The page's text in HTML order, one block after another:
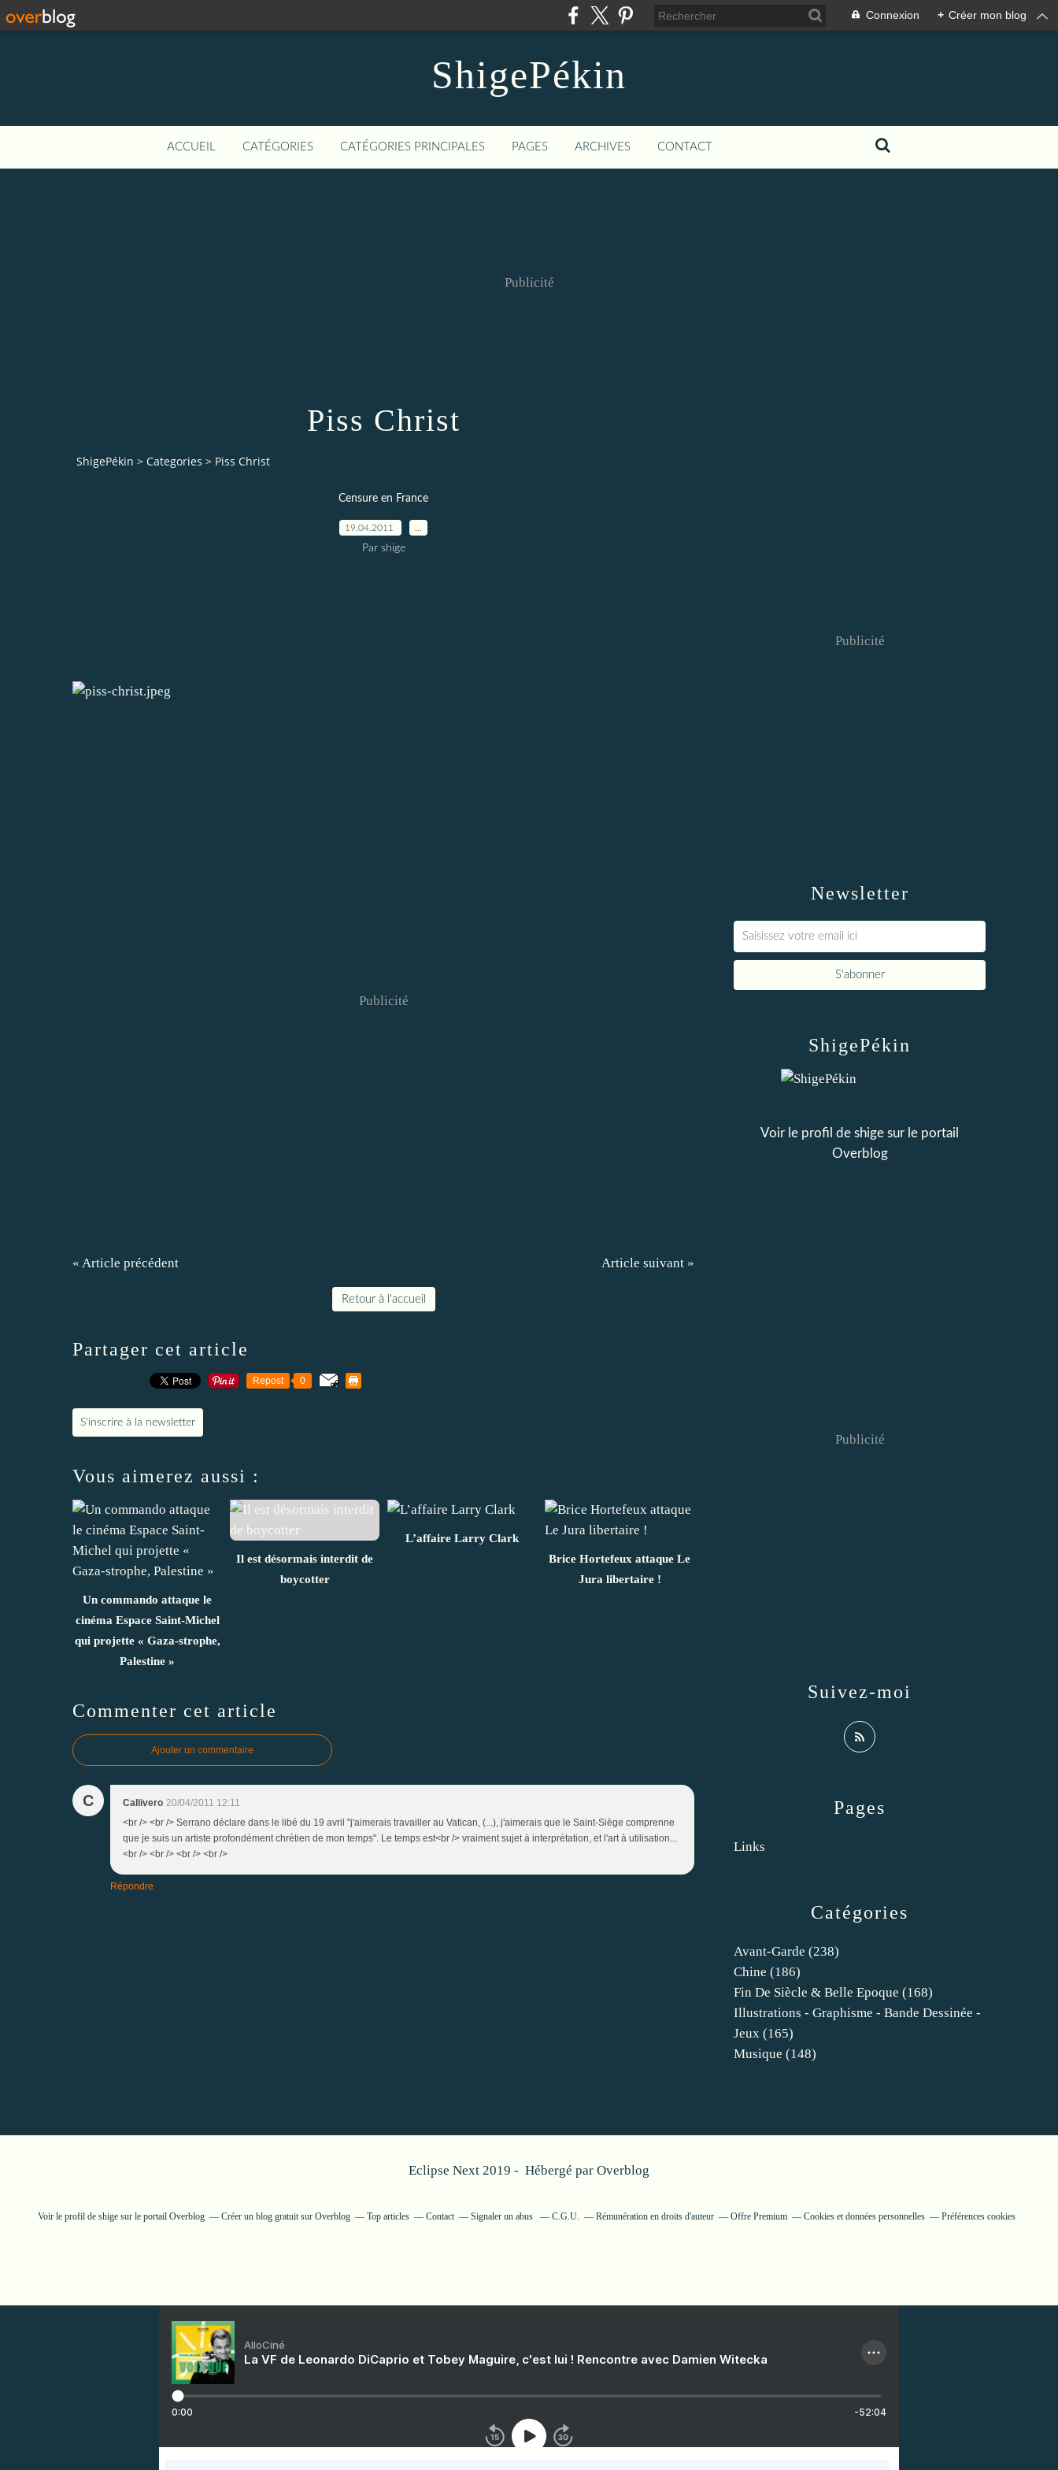
Connexion + Créer mon blog
ShigePékin
ACCUEIL CATÉGORIES CATÉGORIES PRINCIPALES PAGES ARCHIVES CONTACT
Publicité
Piss Christ
ShigePékin > Categories > Piss Christ
Censure en France
19.04.2011
Par shige
Publicité
« Article précédent Article suivant »
Retour à l'accueil
Partager cet article
Repost 0
S'inscrire à la newsletter
Vous aimerez aussi :
Un commando attaque le
cinéma Espace Saint-Michel
qui projette « Gaza-strophe,
Palestine »
Il est désormais interdit de
boycotter
L’affaire Larry Clark
Brice Hortefeux attaque Le
Jura libertaire !
Commenter cet article
Ajouter un commentaire
C Callivero 20/04/2011 12:11
<br /> <br /> Serrano déclare dans le libé du 19 avril "j'aimerais travailler au Vatican, (...), j'aimerais que le Saint-Siège comprenne
que je suis un artiste profondément chrétien de mon temps". Le temps est<br /> vraiment sujet à interprétation, et l'art à utilisation...
<br /> <br /> <br /> <br />
Répondre
Newsletter
Publicité
Catégories
Avant-Garde (238)
Chine (186)
Fin De Siècle & Belle Epoque (168)
Illustrations - Graphisme - Bande Dessinée -
Jeux (165)
Musique (148)
Pages
Links
ShigePékin
Voir le profil de shige sur le portail
Overblog
Suivez-moi
Publicité
Eclipse Next 2019 - Hébergé par Overblog
Voir le profil de shige sur le portail Overblog Créer un blog gratuit sur Overblog Top articles Contact Signaler un abus C.G.U. Rémunération en droits d'auteur Offre Premium Cookies et données personnelles Préférences cookies
AlloCiné
La VF de Leonardo DiCaprio et Tobey Maguire, c'est lui ! Rencontre avec Damien Witecka
0:00 -52:04